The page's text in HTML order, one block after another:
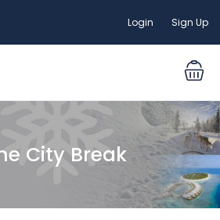
Login Sign Up
City Break